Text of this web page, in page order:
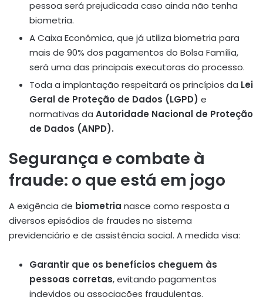
pessoa será prejudicada caso ainda não tenha
biometria.
A Caixa Econômica, que já utiliza biometria para
mais de 90% dos pagamentos do Bolsa Família,
será uma das principais executoras do processo.
Toda a implantação respeitará os princípios da Lei
Geral de Proteção de Dados (LGPD) e
normativas da Autoridade Nacional de Proteção
de Dados (ANPD).
Segurança e combate à
fraude: o que está em jogo
A exigência de biometria nasce como resposta a
diversos episódios de fraudes no sistema
previdenciário e de assistência social. A medida visa:
Garantir que os benefícios cheguem às
pessoas corretas, evitando pagamentos
indevidos ou associações fraudulentas.